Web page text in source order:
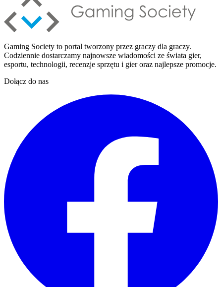
Gaming Society to portal tworzony przez graczy dla graczy.
Codziennie dostarczamy najnowsze wiadomości ze świata gier,
esportu, technologii, recenzje sprzętu i gier oraz najlepsze promocje.
Dołącz do nas